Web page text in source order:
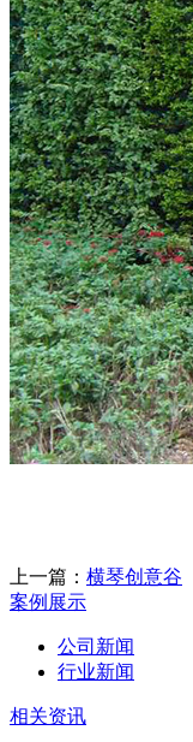
上一篇： 横琴创意谷
案例展示
公司新闻
行业新闻
相关资讯